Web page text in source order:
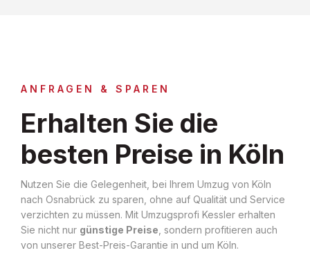
ANFRAGEN & SPAREN
Erhalten Sie die
besten Preise in Köln
Nutzen Sie die Gelegenheit, bei Ihrem Umzug von Köln
nach Osnabrück zu sparen, ohne auf Qualität und Service
verzichten zu müssen. Mit Umzugsprofi Kessler erhalten
Sie nicht nur günstige Preise , sondern profitieren auch
von unserer Best-Preis-Garantie in und um Köln.